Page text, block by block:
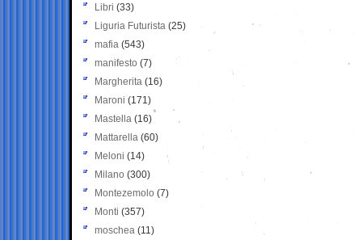
Libri (33)
Liguria Futurista (25)
mafia (543)
manifesto (7)
Margherita (16)
Maroni (171)
Mastella (16)
Mattarella (60)
Meloni (14)
Milano (300)
Montezemolo (7)
Monti (357)
moschea (11)